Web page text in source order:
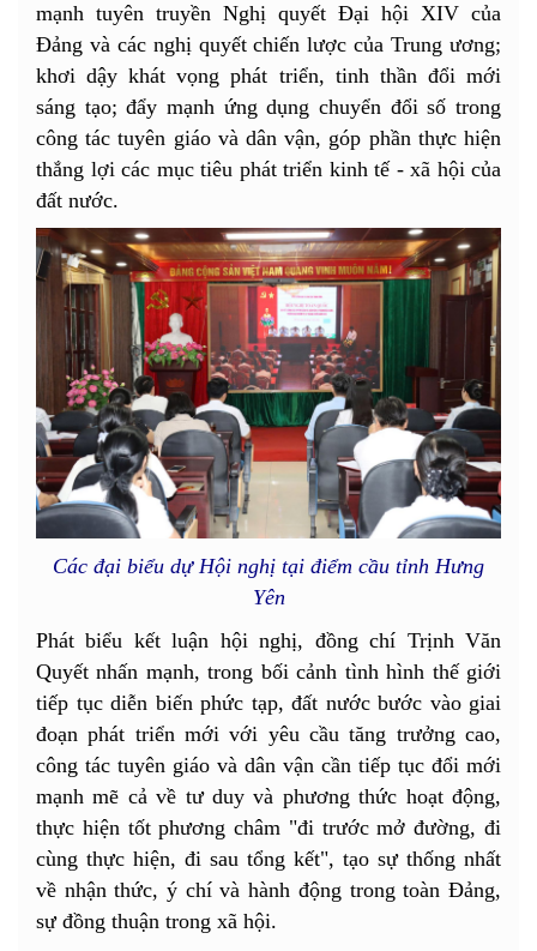
mạnh tuyên truyền Nghị quyết Đại hội XIV của
Đảng và các nghị quyết chiến lược của Trung ương;
khơi dậy khát vọng phát triển, tinh thần đổi mới
sáng tạo; đẩy mạnh ứng dụng chuyển đổi số trong
công tác tuyên giáo và dân vận, góp phần thực hiện
thắng lợi các mục tiêu phát triển kinh tế - xã hội của
đất nước.
Các đại biểu dự Hội nghị tại điểm cầu tỉnh Hưng
Yên
Phát biểu kết luận hội nghị, đồng chí Trịnh Văn
Quyết nhấn mạnh, trong bối cảnh tình hình thế giới
tiếp tục diễn biến phức tạp, đất nước bước vào giai
đoạn phát triển mới với yêu cầu tăng trưởng cao,
công tác tuyên giáo và dân vận cần tiếp tục đổi mới
mạnh mẽ cả về tư duy và phương thức hoạt động,
thực hiện tốt phương châm "đi trước mở đường, đi
cùng thực hiện, đi sau tổng kết", tạo sự thống nhất
về nhận thức, ý chí và hành động trong toàn Đảng,
sự đồng thuận trong xã hội.